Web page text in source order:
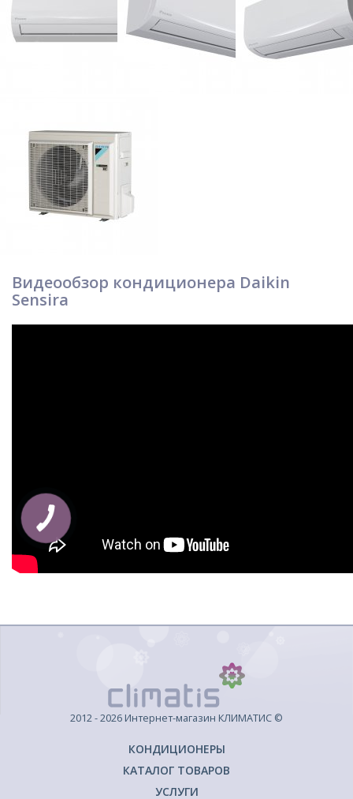
Видеообзор кондиционера Daikin
Sensira
2012 - 2026 Интернет-магазин КЛИМАТИС ©
КОНДИЦИОНЕРЫ
КАТАЛОГ ТОВАРОВ
УСЛУГИ